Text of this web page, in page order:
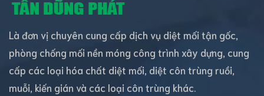
Là đơn vị chuyên cung cấp dịch vụ diệt mối tận gốc,
phòng chống mối nền móng công trình xây dựng, cung
cấp các loại hóa chất diệt mối, diệt côn trùng ruồi,
muỗi, kiến gián và các loại côn trùng khác.